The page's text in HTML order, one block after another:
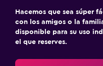
Hacemos que sea súper
con los amigos o la
disponible para su uso
el que reserves.